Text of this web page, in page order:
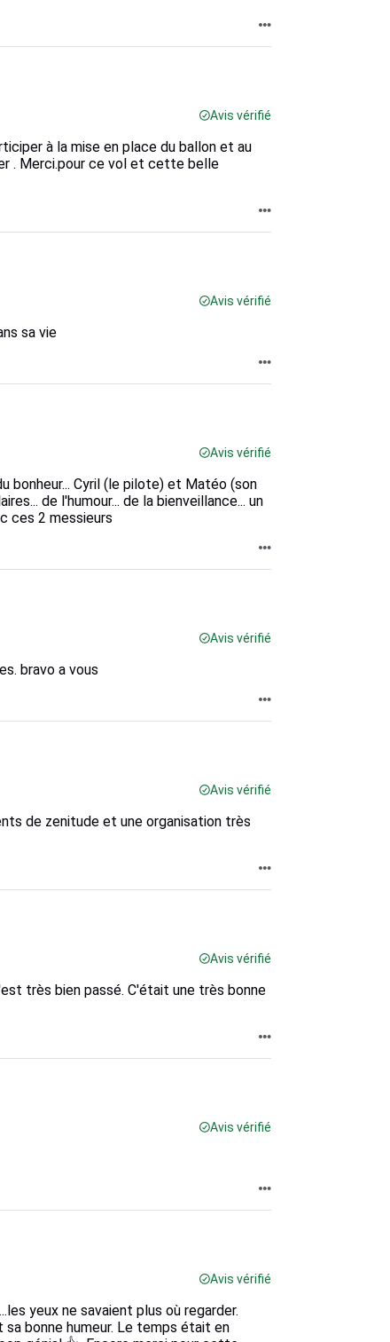
Avis vérifié
à la mise en place du ballon et au
. Merci.pour ce vol et cette belle
Avis vérifié
sa vie
Avis vérifié
bonheur... Cyril (le pilote) et Matéo (son
de l'humour... de la bienveillance... un
ces 2 messieurs
Avis vérifié
bravo a vous
Avis vérifié
de zenitude et une organisation très
Avis vérifié
très bien passé. C'était une très bonne
Avis vérifié
Avis vérifié
yeux ne savaient plus où regarder.
bonne humeur. Le temps était en